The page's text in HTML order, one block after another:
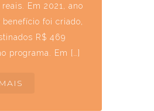
Em 2021, ano
foi criado,
R$ 469
programa. Em […]